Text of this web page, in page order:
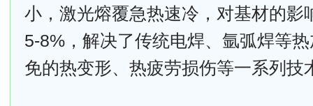
小，激光熔覆急热速冷，对基材的影
5-8%，解决了传统电焊、氩弧焊等
免的热变形、热疲劳损伤等一系列技